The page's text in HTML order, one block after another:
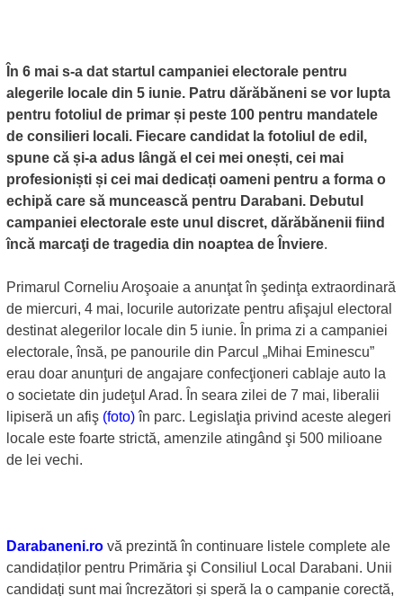
În 6 mai s-a dat startul campaniei electorale pentru
alegerile locale din 5 iunie. Patru dărăbăneni se vor lupta
pentru fotoliul de primar și peste 100 pentru mandatele
de consilieri locali. Fiecare candidat la fotoliul de edil,
spune că și-a adus lângă el cei mei onești, cei mai
profesioniști și cei mai dedicați oameni pentru a forma o
echipă care să muncească pentru Darabani. Debutul
campaniei electorale este unul discret, dărăbănenii fiind
încă marcaţi de tragedia din noaptea de Înviere.
Primarul Corneliu Aroşoaie a anunţat în şedinţa extraordinară
de miercuri, 4 mai, locurile autorizate pentru afişajul electoral
destinat alegerilor locale din 5 iunie. În prima zi a campaniei
electorale, însă, pe panourile din Parcul „Mihai Eminescu”
erau doar anunţuri de angajare confecţioneri cablaje auto la
o societate din judeţul Arad. În seara zilei de 7 mai, liberalii
lipiseră un afiş (foto)în parc. Legislaţia privind aceste alegeri
locale este foarte strictă, amenzile atingând şi 500 milioane
de lei vechi.
Darabaneni.rovă prezintă în continuare listele complete ale
candidaților pentru Primăria şi Consiliul Local Darabani. Unii
candidaţi sunt mai încrezători și speră la o campanie corectă,